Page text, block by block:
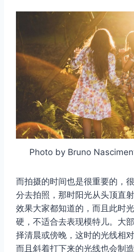
Photo by Bruno
而拍摄的时间也是很重要的，
分去拍照，那时阳光从头顶直
效果大家都知道的，而且此时
硬，不适合去表现模特儿。大
择清晨或傍晚，这时的光线相
而且斜着打下来的光线也会制